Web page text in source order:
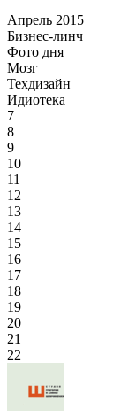
Апрель 2015
Бизнес-линч
Фото дня
Мозг
Техдизайн
Идиотека
7
8
9
10
11
12
13
14
15
16
17
18
19
20
21
22